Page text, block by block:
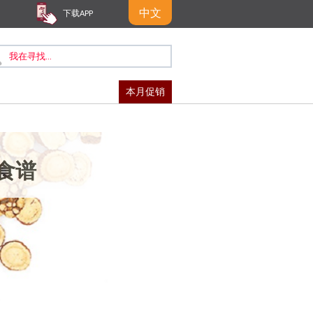
下载APP 中文
本月促销
谱